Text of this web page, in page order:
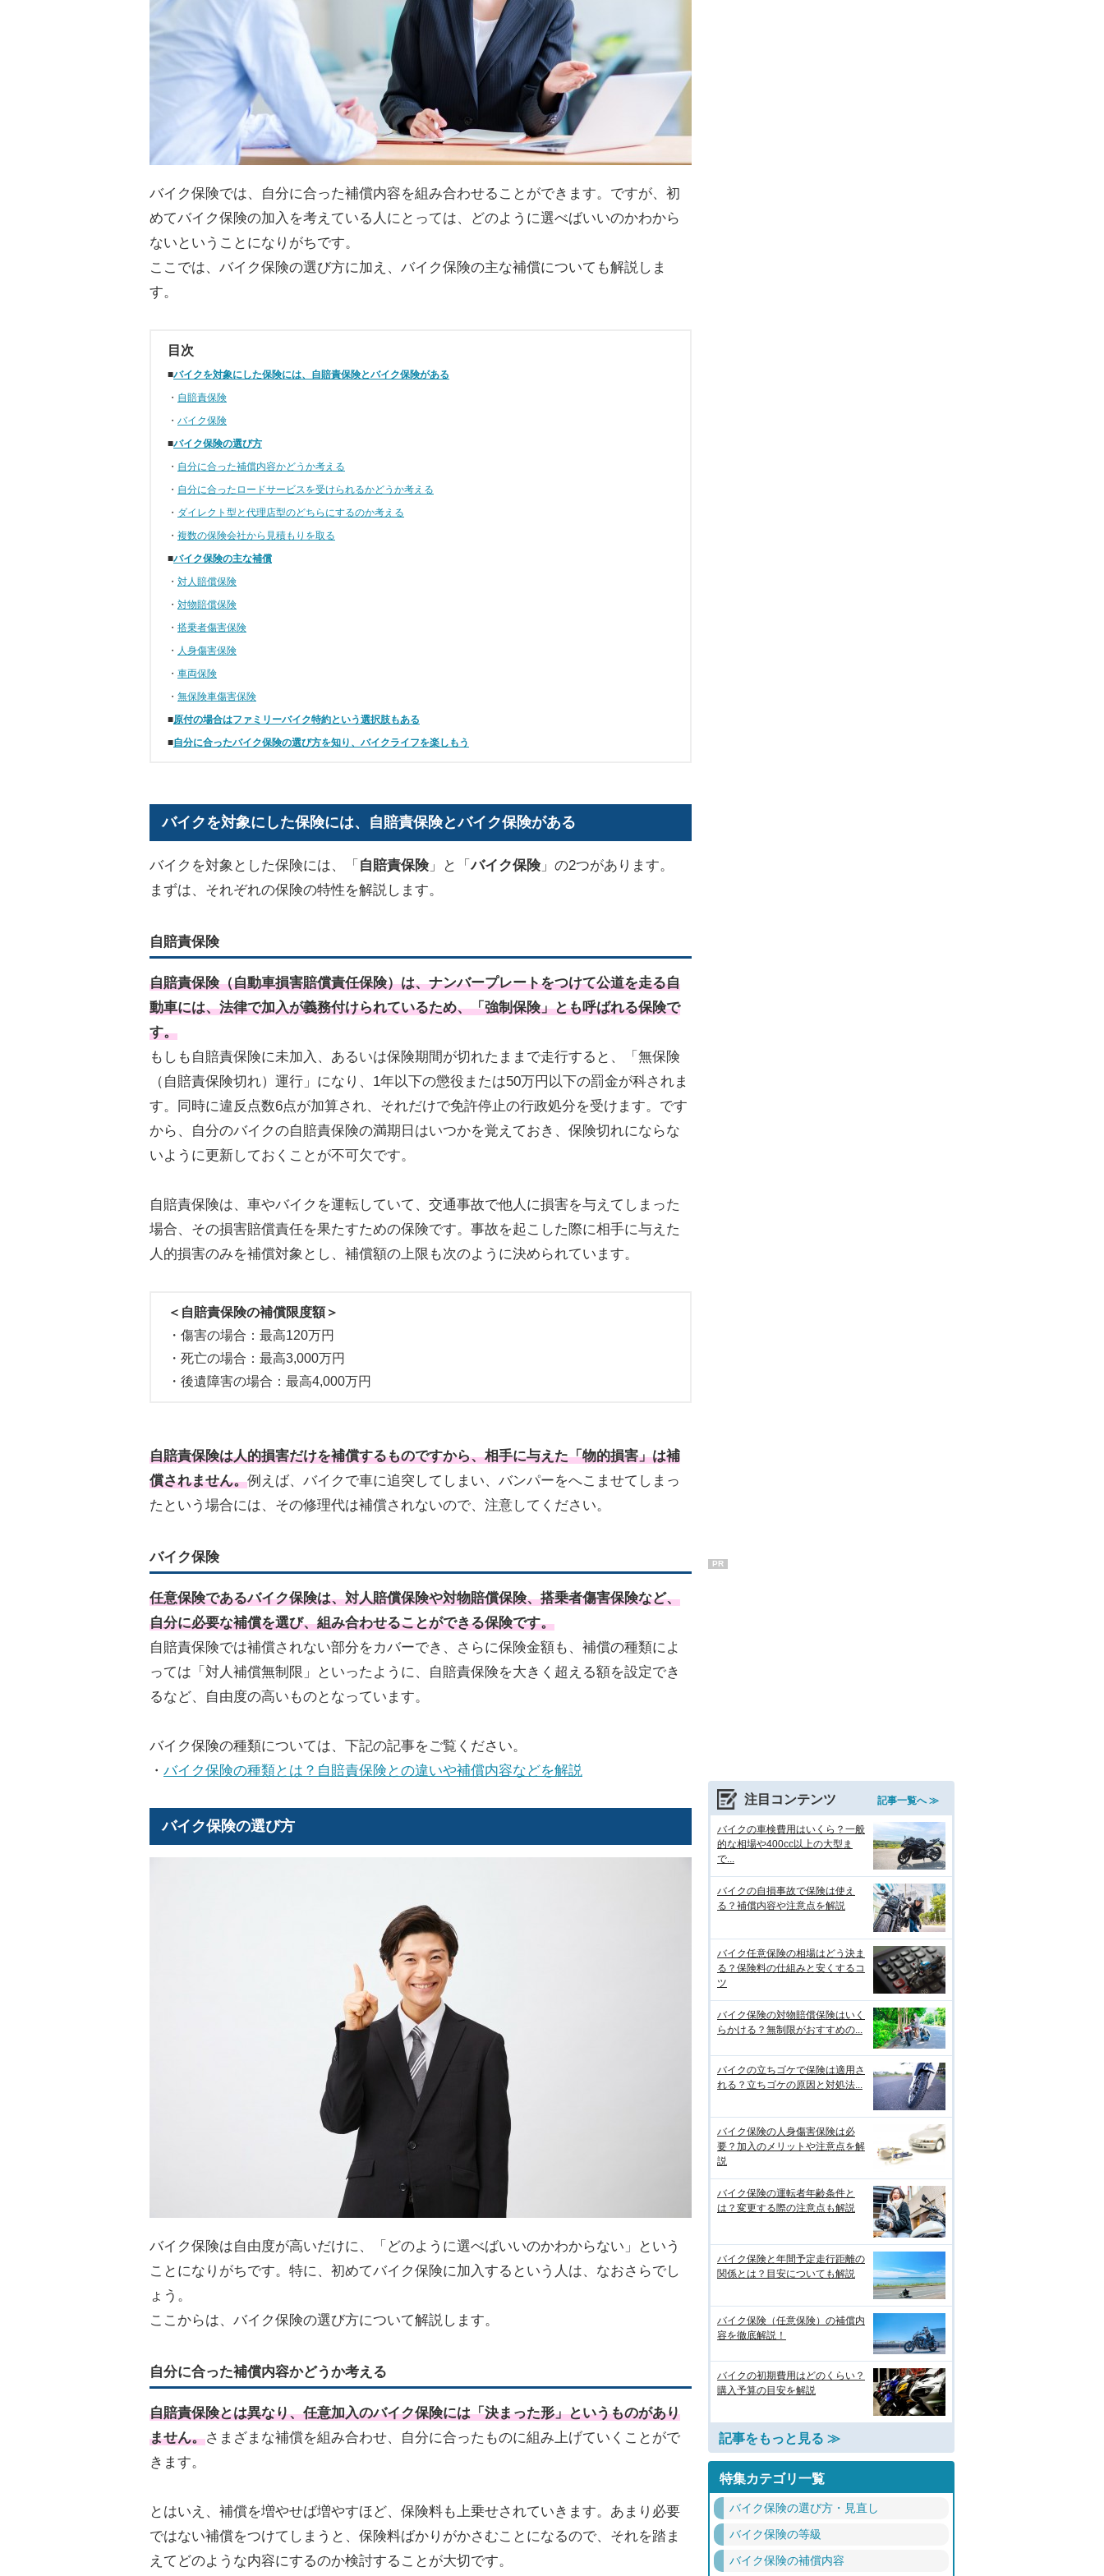
バイク保険では、自分に合った補償内容を組み合わせることができます。ですが、初
めてバイク保険の加入を考えている人にとっては、どのように選べばいいのかわから
ないということになりがちです。
ここでは、バイク保険の選び方に加え、バイク保険の主な補償についても解説しま
す。
目次
■バイクを対象にした保険には、自賠責保険とバイク保険がある
・ 自賠責保険
・ バイク保険
■バイク保険の選び方
・ 自分に合った補償内容かどうか考える
・ 自分に合ったロードサービスを受けられるかどうか考える
・ ダイレクト型と代理店型のどちらにするのか考える
・ 複数の保険会社から見積もりを取る
■バイク保険の主な補償
・ 対人賠償保険
・ 対物賠償保険
・ 搭乗者傷害保険
・ 人身傷害保険
・ 車両保険
・ 無保険車傷害保険
■原付の場合はファミリーバイク特約という選択肢もある
■自分に合ったバイク保険の選び方を知り、バイクライフを楽しもう
バイクを対象にした保険には、自賠責保険とバイク保険がある
バイクを対象とした保険には、「 自賠責保険」と「バイク保険」の2つがあります。
まずは、それぞれの保険の特性を解説します。
自賠責保険
自賠責保険（自動車損害賠償責任保険）は、ナンバープレートをつけて公道を走る自
動車には、法律で加入が義務付けられているため、「強制保険」とも呼ばれる保険で
す。
もしも自賠責保険に未加入、あるいは保険期間が切れたままで走行すると、「無保険
（自賠責保険切れ）運行」になり、1年以下の懲役または50万円以下の罰金が科されま
す。同時に違反点数6点が加算され、それだけで免許停止の行政処分を受けます。です
から、自分のバイクの自賠責保険の満期日はいつかを覚えておき、保険切れにならな
いように更新しておくことが不可欠です。
自賠責保険は、車やバイクを運転していて、交通事故で他人に損害を与えてしまった
場合、その損害賠償責任を果たすための保険です。事故を起こした際に相手に与えた
人的損害のみを補償対象とし、補償額の上限も次のように決められています。
＜自賠責保険の補償限度額＞
・傷害の場合：最高120万円
・死亡の場合：最高3,000万円
・後遺障害の場合：最高4,000万円
自賠責保険は人的損害だけを補償するものですから、相手に与えた「物的損害」は補
償されません。例えば、バイクで車に追突してしまい、バンパーをへこませてしまっ
たという場合には、その修理代は補償されないので、注意してください。
バイク保険
任意保険であるバイク保険は、対人賠償保険や対物賠償保険、搭乗者傷害保険など、
自分に必要な補償を選び、組み合わせることができる保険です。
自賠責保険では補償されない部分をカバーでき、さらに保険金額も、補償の種類によ
っては「対人補償無制限」といったように、自賠責保険を大きく超える額を設定でき
るなど、自由度の高いものとなっています。
バイク保険の種類については、下記の記事をご覧ください。
・ バイク保険の種類とは？自賠責保険との違いや補償内容などを解説
バイク保険の選び方
バイク保険は自由度が高いだけに、「どのように選べばいいのかわからない」という
ことになりがちです。特に、初めてバイク保険に加入するという人は、なおさらでし
ょう。
ここからは、バイク保険の選び方について解説します。
自分に合った補償内容かどうか考える
自賠責保険とは異なり、任意加入のバイク保険には「決まった形」というものがあり
ません。さまざまな補償を組み合わせ、自分に合ったものに組み上げていくことがで
きます。
とはいえ、補償を増やせば増やすほど、保険料も上乗せされていきます。あまり必要
ではない補償をつけてしまうと、保険料ばかりがかさむことになるので、それを踏ま
えてどのような内容にするのか検討することが大切です。
PR
注目コンテンツ 記事一覧へ ≫
バイクの車検費用はいくら？一般
的な相場や400cc以上の大型ま
で...
バイクの自損事故で保険は使え
る？補償内容や注意点を解説
バイク任意保険の相場はどう決ま
る？保険料の仕組みと安くするコ
ツ
バイク保険の対物賠償保険はいく
らかける？無制限がおすすめの...
バイクの立ちゴケで保険は適用さ
れる？立ちゴケの原因と対処法...
バイク保険の人身傷害保険は必
要？加入のメリットや注意点を解
説
バイク保険の運転者年齢条件と
は？変更する際の注意点も解説
バイク保険と年間予定走行距離の
関係とは？目安についても解説
バイク保険（任意保険）の補償内
容を徹底解説！
バイクの初期費用はどのくらい？
購入予算の目安を解説
記事をもっと見る ≫
特集カテゴリ一覧
バイク保険の選び方・見直し
バイク保険の等級
バイク保険の補償内容